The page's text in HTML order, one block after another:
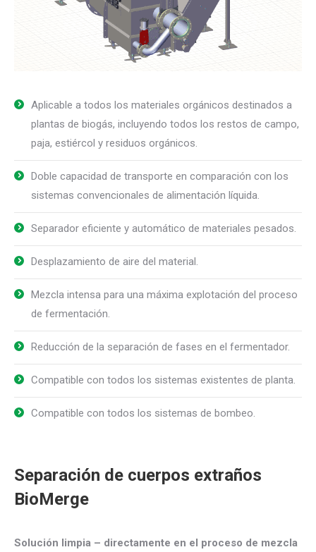
Aplicable a todos los materiales orgánicos destinados a
plantas de biogás, incluyendo todos los restos de campo,
paja, estiércol y residuos orgánicos.
Doble capacidad de transporte en comparación con los
sistemas convencionales de alimentación líquida.
Separador eficiente y automático de materiales pesados.
Desplazamiento de aire del material.
Mezcla intensa para una máxima explotación del proceso
de fermentación.
Reducción de la separación de fases en el fermentador.
Compatible con todos los sistemas existentes de planta.
Compatible con todos los sistemas de bombeo.
Separación de cuerpos extraños
BioMerge
Solución limpia – directamente en el proceso de mezcla